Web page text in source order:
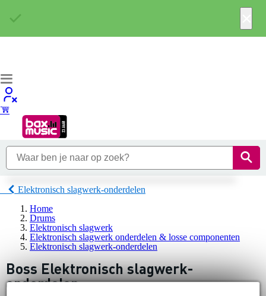
Elektronisch slagwerk-onderdelen
Home
Drums
Elektronisch slagwerk
Elektronisch slagwerk onderdelen & losse componenten
Elektronisch slagwerk-onderdelen
Boss Elektronisch slagwerk-
onderdelen